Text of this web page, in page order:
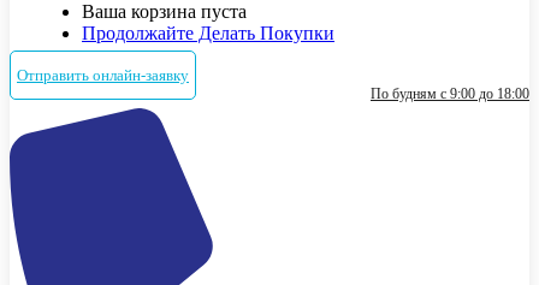
Ваша корзина пуста
Продолжайте Делать Покупки
Отправить онлайн-заявку
По будням с 9:00 до 18:00